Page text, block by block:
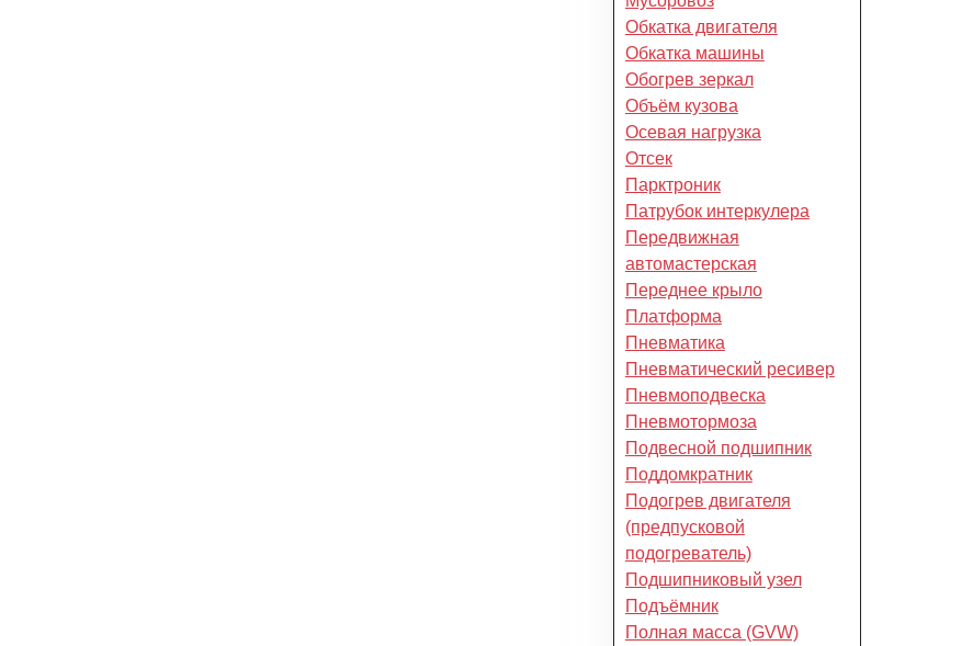
Обкатка двигателя
Обкатка машины
Обогрев зеркал
Объём кузова
Осевая нагрузка
Отсек
Парктроник
Патрубок интеркулера
Передвижная
автомастерская
Переднее крыло
Платформа
Пневматика
Пневматический ресивер
Пневмоподвеска
Пневмотормоза
Подвесной подшипник
Поддомкратник
Подогрев двигателя
(предпусковой
подогреватель)
Подшипниковый узел
Подъёмник
Полная масса (GVW)